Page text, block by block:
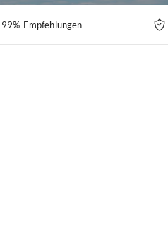
99% Empfehlungen